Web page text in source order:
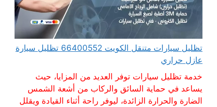
تظليل سيارات متنقل الكويت 66400552 تظليل سيارة
عازل حراري
خدمة تظليل سيارات توفر العديد من المزايا، حيث
يساعد في حماية السائق والركاب من أشعة الشمس
الضارة والحرارة الزائدة، ليوفر راحة أثناء القيادة ويقلل